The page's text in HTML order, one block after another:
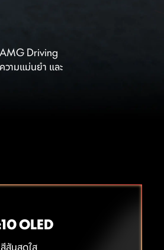
Driving
ามแม่นยำ และ
OLED